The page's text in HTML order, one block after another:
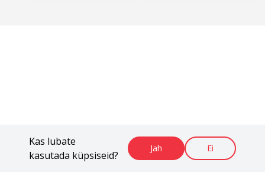
Kas lubate
kasutada küpsiseid?
Jah Ei